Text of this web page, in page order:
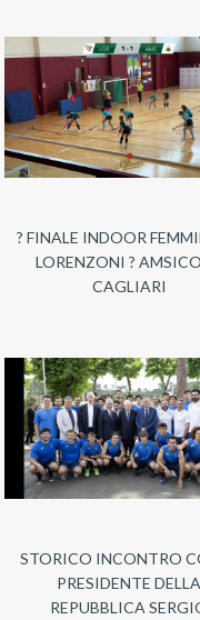
? FINALE INDOOR
LORENZONI ?
CAGLIARI
STORICO INCONTRO
PRESIDENTE DELLA
REPUBBLICA